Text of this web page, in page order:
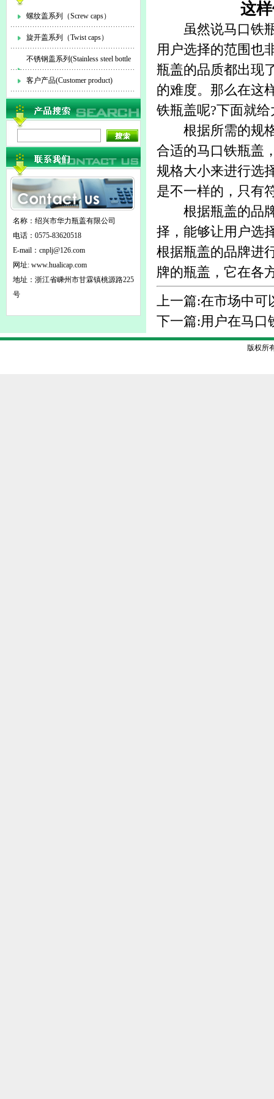
螺纹盖系列（Screw caps）
旋开盖系列（Twist caps）
不锈钢盖系列(Stainless steel bottle
cap)
客户产品(Customer product)
名称：绍兴市华力瓶盖有限公司
电话：0575-83620518
E-mail： cnplj@126.com
网址: www.hualicap.com
地址：浙江省嵊州市甘霖镇桃源路225
号
这
虽然说马口铁
用户选择的范围也
瓶盖的品质都出现
的难度。那么在这
铁瓶盖呢?下面就
根据所需的规格
合适的马口铁瓶盖
规格大小来进行选
是不一样的，只有
根据瓶盖的品牌
择，能够让用户选
根据瓶盖的品牌进
牌的瓶盖，它在各
上一篇:在市场中可
下一篇:用户在马口
版权所